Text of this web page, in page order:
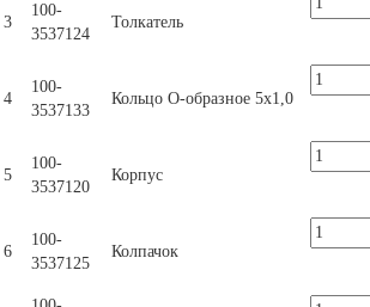
3
100-
3537124
Толкатель
4
100-
3537133
Кольцо О-образное 5х1,0
5
100-
3537120
Корпус
6
100-
3537125
Колпачок